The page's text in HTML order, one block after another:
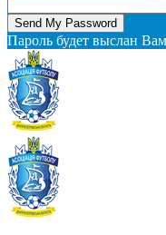
Пароль будет выслан